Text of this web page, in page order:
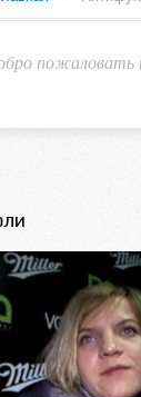
пожаловать